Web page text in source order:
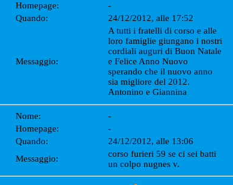
Homepage:
-
Quando:
24/12/2012, alle 17:52
Messaggio:
A tutti i fratelli di corso e alle
loro famiglie giungano i nostri
cordiali auguri di Buon Natale
e Felice Anno Nuovo
sperando che il nuovo anno
sia migliore del 2012.
Antonino e Giannina
Nome:
-
Homepage:
-
Quando:
24/12/2012, alle 13:06
Messaggio:
corso furieri 59 se ci sei batti
un colpo nugnes v.